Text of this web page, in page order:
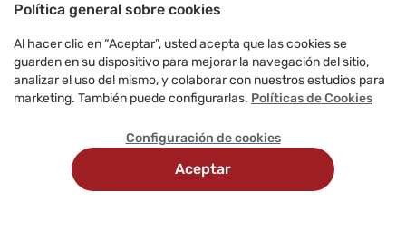
Política general sobre cookies
Al hacer clic en “Aceptar”, usted acepta que las cookies se
guarden en su dispositivo para mejorar la navegación del sitio,
analizar el uso del mismo, y colaborar con nuestros estudios para
marketing. También puede configurarlas. Políticas de Cookies
Configuración de cookies
Aceptar